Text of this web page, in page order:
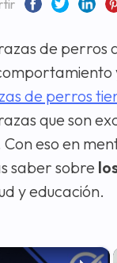
de perros
de perros
que son
eso en
saber sobre
y educación.
×